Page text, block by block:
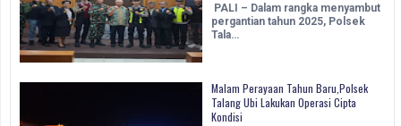
PALI – Dalam rangka menyambut
pergantian tahun 2025, Polsek
Tala…
Malam Perayaan Tahun Baru,Polsek
Talang Ubi Lakukan Operasi Cipta
Kondisi